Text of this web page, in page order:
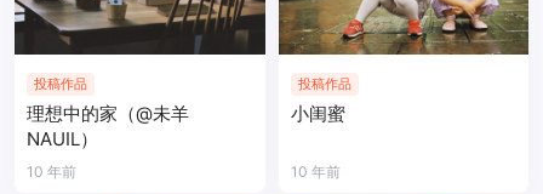
投稿作品
理想中的家（@未羊
NAUIL）
10 年前
投稿作品
小闺蜜
10 年前